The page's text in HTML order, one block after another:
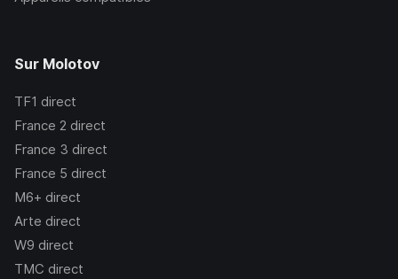
Sur Molotov
TF1 direct
France 2 direct
France 3 direct
France 5 direct
M6+ direct
Arte direct
W9 direct
TMC direct